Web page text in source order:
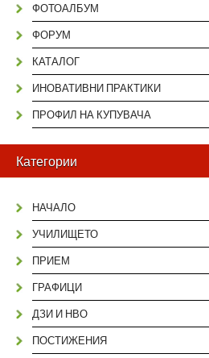
ФОТОАЛБУМ
ФОРУМ
КАТАЛОГ
ИНОВАТИВНИ ПРАКТИКИ
ПРОФИЛ НА КУПУВАЧА
Категории
НАЧАЛО
УЧИЛИЩЕТО
ПРИЕМ
ГРАФИЦИ
ДЗИ И НВО
ПОСТИЖЕНИЯ